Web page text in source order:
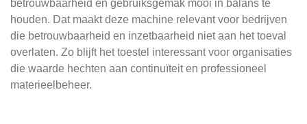
betrouwbaarheid en gebruiksgemak mooi in balans te
houden. Dat maakt deze machine relevant voor bedrijven
die betrouwbaarheid en inzetbaarheid niet aan het toeval
overlaten. Zo blijft het toestel interessant voor organisaties
die waarde hechten aan continuïteit en professioneel
materieelbeheer.